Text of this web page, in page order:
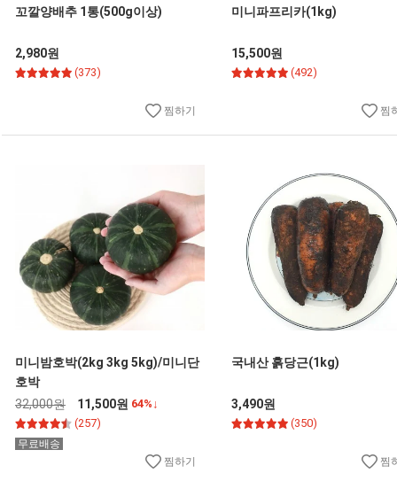
꼬깔양배추 1통(500g이상)
2,980원
(373)
찜하기
미니파프리카(1kg)
15,500원
(492)
찜
미니밤호박(2kg 3kg 5kg)/미니단
호박
32,000원
11,500원 64%↓
(257)
무료배송
찜하기
국내산 흙당근(1kg)
3,490원
(350)
찜